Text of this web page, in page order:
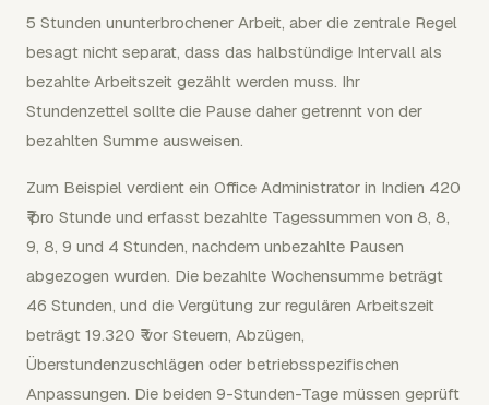
5 Stunden ununterbrochener Arbeit, aber die zentrale Regel
besagt nicht separat, dass das halbstündige Intervall als
bezahlte Arbeitszeit gezählt werden muss. Ihr
Stundenzettel sollte die Pause daher getrennt von der
bezahlten Summe ausweisen.
Zum Beispiel verdient ein Office Administrator in Indien 420
₹ pro Stunde und erfasst bezahlte Tagessummen von 8, 8,
9, 8, 9 und 4 Stunden, nachdem unbezahlte Pausen
abgezogen wurden. Die bezahlte Wochensumme beträgt
46 Stunden, und die Vergütung zur regulären Arbeitszeit
beträgt 19.320 ₹ vor Steuern, Abzügen,
Überstundenzuschlägen oder betriebsspezifischen
Anpassungen. Die beiden 9-Stunden-Tage müssen geprüft